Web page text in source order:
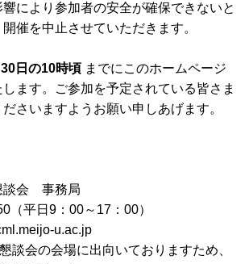
により参加者の安全が確保できないと
催を中止させていただきます。
日の10時頃 までにこのホームページ
ます。ご参加を予定されている皆さま
さいますようお願い申しあげます。
談会 事務局
（平日9：00～17：00）
u.ac.jp
談会の会場に出向いておりますため、